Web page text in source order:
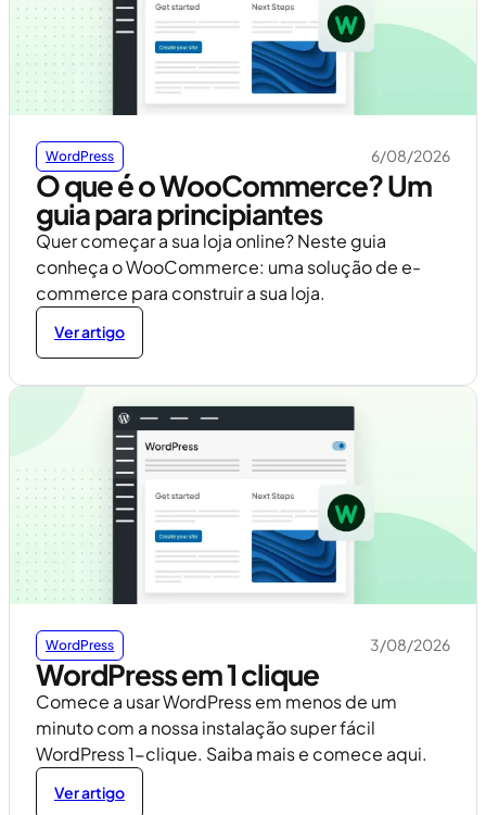
WordPress 6/08/2026
O que é o WooCommerce? Um
guia para principiantes
Quer começar a sua loja online? Neste guia
conheça o WooCommerce: uma solução de e-
commerce para construir a sua loja.
Ver artigo
WordPress 3/08/2026
WordPress em 1 clique
Comece a usar WordPress em menos de um
minuto com a nossa instalação super fácil
WordPress 1-clique. Saiba mais e comece aqui.
Ver artigo